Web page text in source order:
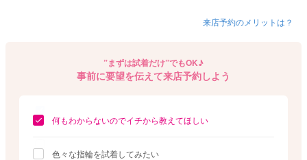
来店予約のメリットは？
”まずは試着だけ”でもOK♪
事前に要望を伝えて来店予約しよう
何もわからないのでイチから教えてほしい
色々な指輪を試着してみたい